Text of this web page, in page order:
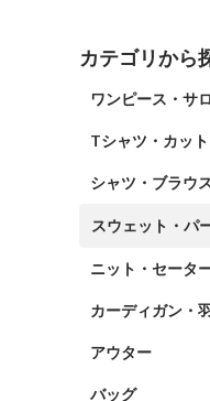
カテゴリから
ワンピース・サ
Tシャツ・カッ
シャツ・ブラウ
スウェット・パ
ニット・セータ
カーディガン・
アウター
バッグ